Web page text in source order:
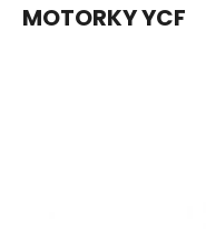
MOTORKY YCF